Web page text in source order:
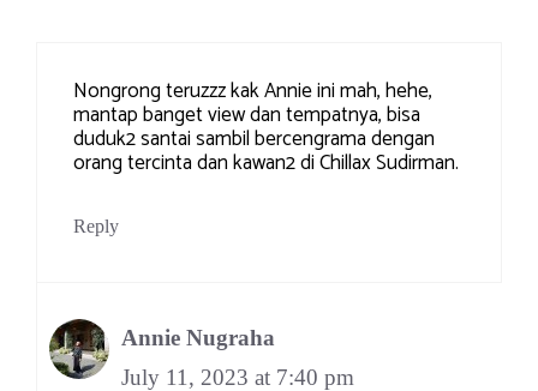
Nongrong teruzzz kak Annie ini mah, hehe,
mantap banget view dan tempatnya, bisa
duduk2 santai sambil bercengrama dengan
orang tercinta dan kawan2 di Chillax Sudirman.
Reply
Annie Nugraha
July 11, 2023 at 7:40 pm